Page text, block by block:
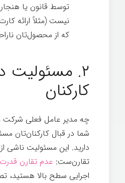
توسط قانون یا
نیست (مثلاً ارائه
که از محصول‌تان
۲. مسئولیت
کارکنان
چه مدیر عامل فعلی شرکت
شما در قبال کارکنان‌تان
دارید. این مسئولیت ناشی
تقارن‌ست: عدم تقارن قدرت
اجرایی سطح بالا هستید،